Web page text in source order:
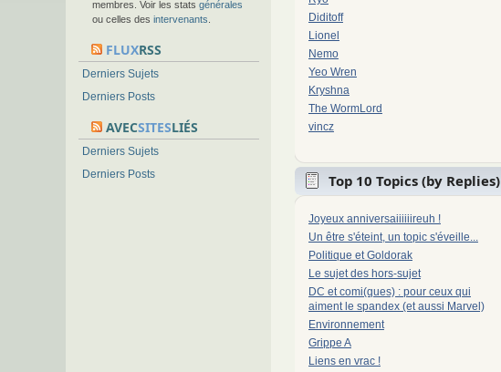
membres. Voir les stats générales
ou celles des intervenants
FLUXRSS
Derniers Sujets
Derniers Posts
AVECSITESLIÉS
Derniers Sujets
Derniers Posts
Diditoff
Lionel
Nemo
Yeo Wren
Kryshna
The WormLord
vincz
Top 10 Topics (by Replies)
Joyeux anniversaiiiiiireuh !
Un être s'éteint, un topic s'éveille...
Politique et Goldorak
Le sujet des hors-sujet
DC et comi(ques) : pour ceux qui
aiment le spandex (et aussi Marvel)
Environnement
Grippe A
Liens en vrac !